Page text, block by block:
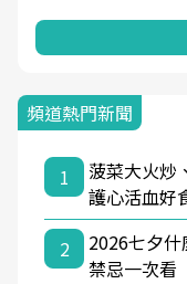
頻道熱門新聞
1
菠菜大火炒
護心活血好
2
2026七夕
禁忌一次看